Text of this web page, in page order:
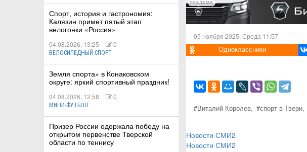
Спорт, история и гастрономия:
Калязин примет пятый этап
велогонки «Россия»
04.08.2026, 13:25 0
ВЕЛОСИПЕДНЫЙ СПОРТ
Земля спорта» в Конаковском
округе: яркий спортивный праздник!
04.08.2026, 12:58 0
МИНИ-ФУТБОЛ
Призер России одержала победу на
открытом первенстве Тверской
области по теннису
РЕКЛАМА
05 ноября 2025, Среда 11:57
Одноклассники
#Виталий Королев, #спорт в Твери,
Новости СМИ2
Новости СМИ2